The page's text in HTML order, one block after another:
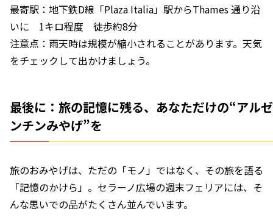
最寄駅：地下鉄D線「Plaza Italia」駅からThames 通り沿
いに 1キロ程度 徒歩約8分
注意点：雨天時は規模が縮小されることがあります。天気
をチェックして出かけましょう。
最後に：旅の記憶に残る、あなただけの“アルゼ
ンチンみやげ”を
旅のおみやげは、ただの「モノ」ではなく、その旅を語る
「記憶のかけら」。セラーノ広場の週末フェリアには、そ
んな思いでの品がたくさん並んでいます。